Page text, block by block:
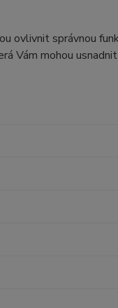
ovlivnit správnou
Vám mohou